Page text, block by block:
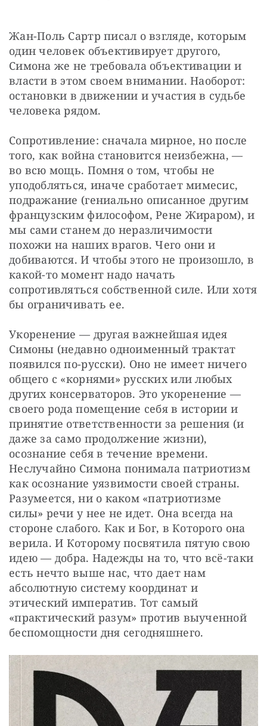
Жан-Поль Сартр писал о взгляде, которым
один человек объективирует другого,
Симона же не требовала объективации и
власти в этом своем внимании. Наоборот:
остановки в движении и участия в судьбе
человека рядом.
Сопротивление: сначала мирное, но после
того, как война становится неизбежна, —
во всю мощь. Помня о том, чтобы не
уподобляться, иначе сработает мимесис,
подражание (гениально описанное другим
французским философом, Рене Жираром), и
мы сами станем до неразличимости
похожи на наших врагов. Чего они и
добиваются. И чтобы этого не произошло, в
какой-то момент надо начать
сопротивляться собственной силе. Или хотя
бы ограничивать ее.
Укоренение — другая важнейшая идея
Симоны (недавно одноименный трактат
появился по-русски). Оно не имеет ничего
общего с «корнями» русских или любых
других консерваторов. Это укоренение —
своего рода помещение себя в истории и
принятие ответственности за решения (и
даже за само продолжение жизни),
осознание себя в течение времени.
Неслучайно Симона понимала патриотизм
как осознание уязвимости своей страны.
Разумеется, ни о каком «патриотизме
силы» речи у нее не идет. Она всегда на
стороне слабого. Как и Бог, в Которого она
верила. И Которому посвятила пятую свою
идею — добра. Надежды на то, что всё-таки
есть нечто выше нас, что дает нам
абсолютную систему координат и
этический императив. Тот самый
«практический разум» против выученной
беспомощности дня сегодняшнего.